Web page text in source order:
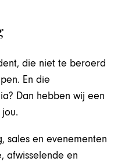
die niet te beroerd
En die
Dan hebben wij een
sales en evenementen
afwisselende en